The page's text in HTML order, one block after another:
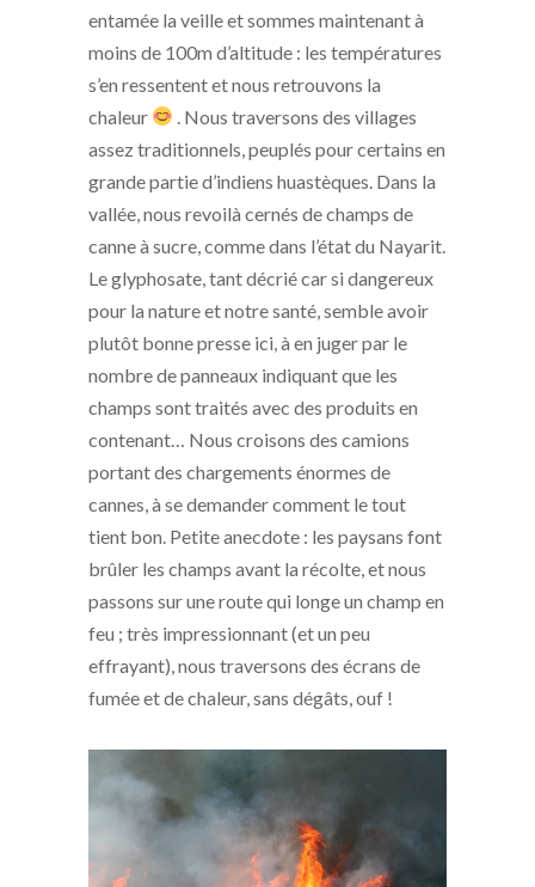
entamée la veille et sommes maintenant à
moins de 100m d’altitude : les températures
s’en ressentent et nous retrouvons la
chaleur
. Nous traversons des villages
assez traditionnels, peuplés pour certains en
grande partie d’indiens huastèques. Dans la
vallée, nous revoilà cernés de champs de
canne à sucre, comme dans l’état du Nayarit.
Le glyphosate, tant décrié car si dangereux
pour la nature et notre santé, semble avoir
plutôt bonne presse ici, à en juger par le
nombre de panneaux indiquant que les
champs sont traités avec des produits en
contenant… Nous croisons des camions
portant des chargements énormes de
cannes, à se demander comment le tout
tient bon. Petite anecdote : les paysans font
brûler les champs avant la récolte, et nous
passons sur une route qui longe un champ en
feu ; très impressionnant (et un peu
effrayant), nous traversons des écrans de
fumée et de chaleur, sans dégâts, ouf !